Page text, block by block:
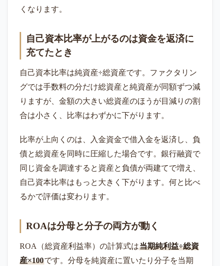
くなります。
自己資本比率が上がるのは資金を返済に
充てたとき
自己資本比率は純資産÷総資産です。ファクタリン
グでは手数料の分だけ総資産と純資産が同額ずつ減
りますが、金額の大きい総資産のほうが目減りの割
合は小さく、比率はわずかに下がります。
比率が上向くのは、入金資金で借入金を返済し、負
債と総資産を同時に圧縮した場合です。銀行融資で
同じ資金を調達すると資産と負債が両建てで増え、
自己資本比率はもっと大きく下がります。何と比べ
るかで評価は変わります。
ROAは分母と分子の両方が動く
ROA（総資産利益率）の計算式は当期純利益÷総資
産×100です。分母を純資産に置いたり分子を当期